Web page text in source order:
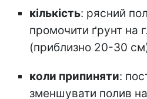
кількість: рясний
промочити ґрунт на
(приблизно 20-30
коли припиняти:
зменшувати полив